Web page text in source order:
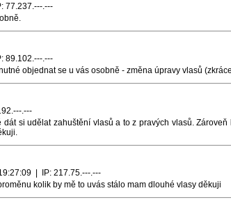
77.237.---.---
89.102.---.---
objednat se u vás osobně - změna úpravy vlasů
.---
dát si udělat zahuštění vlasů a to z pravých vlasů.
| IP: 217.75.---.---
kolik by mě to uvás stálo mam dlouhé vlasy děkuji